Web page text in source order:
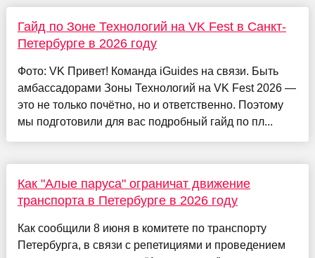
Гайд по Зоне Технологий на VK Fest в Санкт-
Петербурге в 2026 году
Фото: VK Привет! Команда iGuides на связи. Быть
амбассадорами Зоны Технологий на VK Fest 2026 —
это не только почётно, но и ответственно. Поэтому
мы подготовили для вас подробный гайд по пл...
Как "Алые паруса" ограничат движение
транспорта в Петербурге в 2026 году
Как сообщили 8 июня в комитете по транспорту
Петербурга, в связи с репетициями и проведением